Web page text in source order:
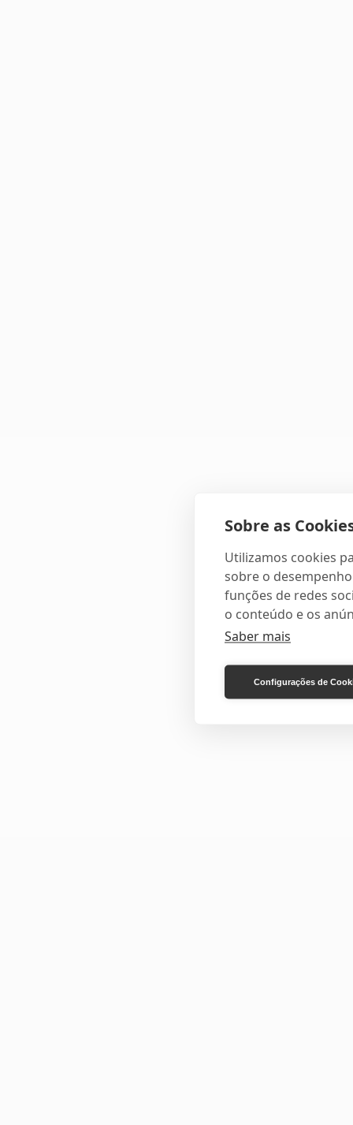
Sobre as
Utilizamos cookies
sobre o
funções de redes
o conteúdo e os
Saber mais
Configurações de